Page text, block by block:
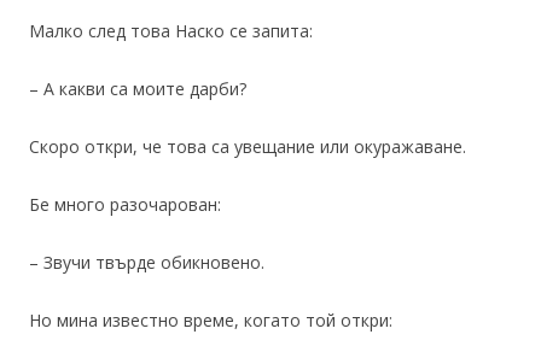
Малко след това Наско се запита:
– А какви са моите дарби?
Скоро откри, че това са увещание или окуражаване.
Бе много разочарован:
– Звучи твърде обикновено.
Но мина известно време, когато той откри: